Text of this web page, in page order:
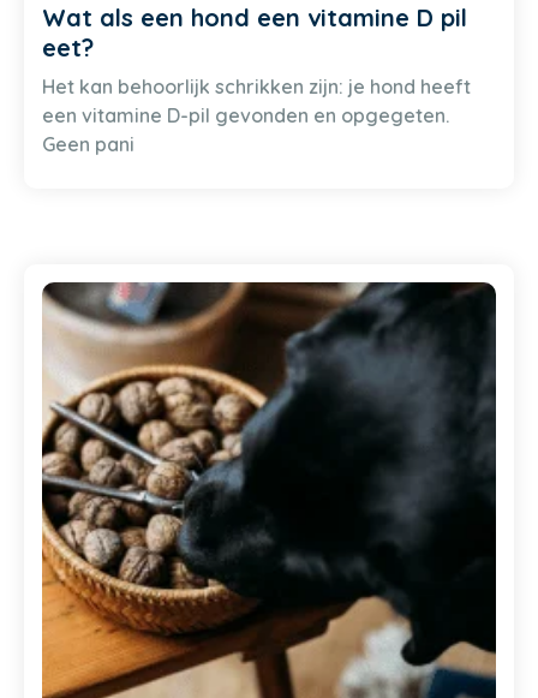
Wat als een hond een vitamine D pil
eet?
Het kan behoorlijk schrikken zijn: je hond heeft
een vitamine D-pil gevonden en opgegeten.
Geen pani